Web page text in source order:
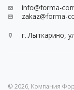
info@forma-
zakaz@forma-
г. Лыткарино,
© 2026, Компания